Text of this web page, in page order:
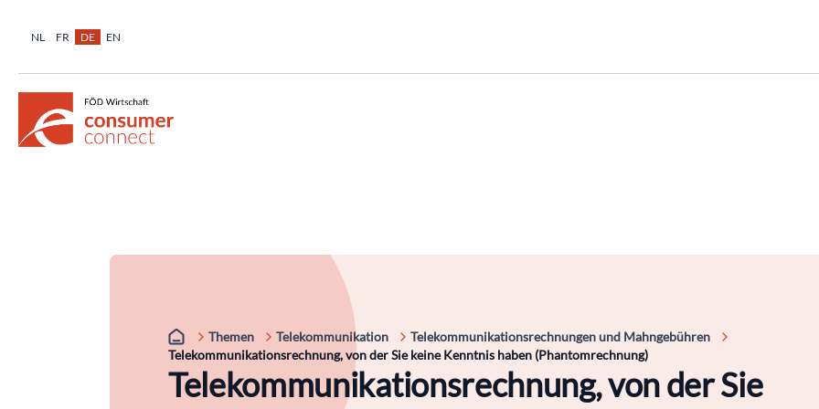
NL FR DE EN
Themen Telekommunikation
Telekommunikationsrechnungen und Mahngebühren
Telekommunikationsrechnung, von der Sie keine Kenntnis haben (Phantomrechnung)
Telekommunikationsrechnung, von der Sie